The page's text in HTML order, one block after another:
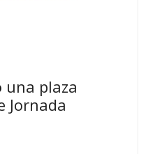
una plaza
Jornada